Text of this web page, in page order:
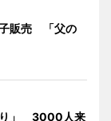
子販売 「父の
り」 3000人来